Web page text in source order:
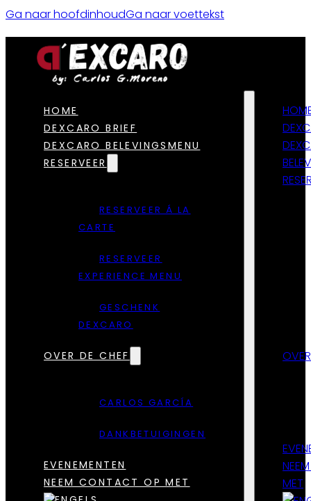
Ga naar hoofdinhoudGa naar voettekst
HOME
DEXCARO BRIEF
DEXCARO BELEVINGSMENU
RESERVEER
RESERVEER Á LA
CARTE
RESERVEER
EXPERIENCE MENU
GESCHENK
DEXCARO
OVER DE CHEF
CARLOS GARCÍA
DANKBETUIGINGEN
EVENEMENTEN
NEEM CONTACT OP MET
MET